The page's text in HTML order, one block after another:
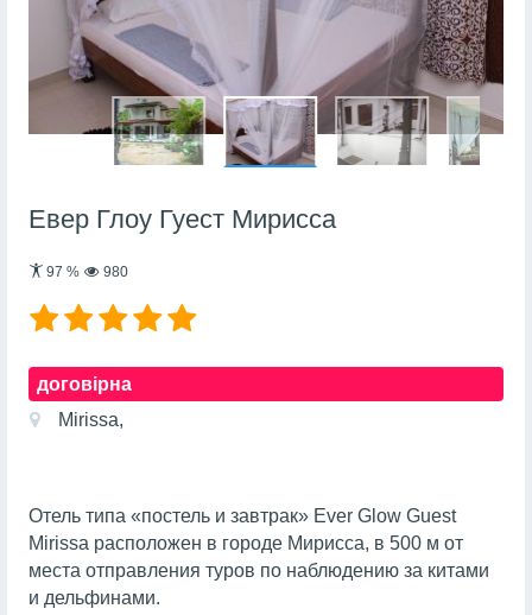
Евер Глоу Гуест Мирисса
97 % 980
договірна
Mirissa,
Отель типа «постель и завтрак» Ever Glow Guest
Mirissa расположен в городе Мирисса, в 500 м от
места отправления туров по наблюдению за китами
и дельфинами.